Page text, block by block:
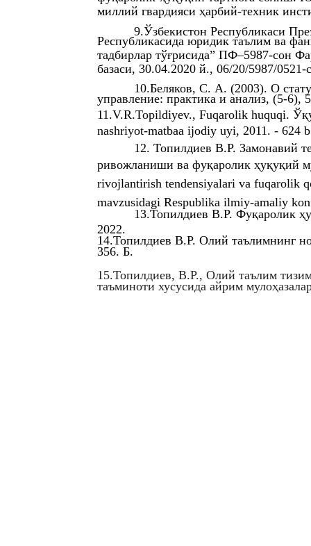
миллий гвардияси ҳарбий-техник
9.Ўзбекистон Республикаси
Республикасида юридик таълим ва
тадбирлар тўғрисида” ПФ–5987-сон
базаси, 30.04.2020 й., 06/20/5987/0521-
10.Беляков, С. А. (2003). О
управление: практика и анализ, (5-6),
11.V.R.Topildiyev., Fuqarolik huquqi.
nashriyot-matbaa ijodiy uyi, 2011. - 624
12. Топилдиев В.Р. Замонавий
ривожланиши ва фуқаролик ҳуқуқий
rivojlantirish tendensiyalari va fuqarolik
mavzusidagi Respublika ilmiy-amaliy
13.Топилдиев В.Р. Фуқаролик
2022.
14.Топилдиев В.Р. Олий таълимнинг
356. Б.
15.Топилдиев, В.Р., Олий таълим
таъминоти хусусида айрим